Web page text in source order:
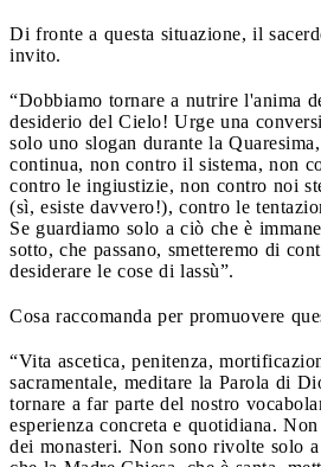
Di fronte a questa situazione, il
invito.
“Dobbiamo tornare a nutrire l'anima
desiderio del Cielo! Urge una
solo uno slogan durante la
continua, non contro il sistema, non
contro le ingiustizie, non contro noi
(sì, esiste davvero!), contro le
Se guardiamo solo a ciò che è
sotto, che passano, smetteremo di
desiderare le cose di lassù”.
Cosa raccomanda per promuovere
“Vita ascetica, penitenza,
sacramentale, meditare la Parola di
tornare a far parte del nostro
esperienza concreta e quotidiana.
dei monasteri. Non sono rivolte solo